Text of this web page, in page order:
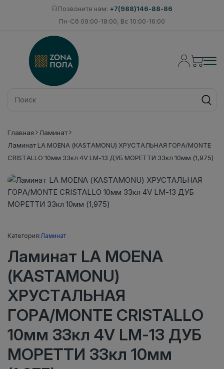
Позвоните нам: +7(988)146-88-86
Пн-Сб 09:00-18:00, Вс 10:00-16:00
Главная
Ламинат
Ламинат LA MOENA (KASTAMONU) ХРУСТАЛЬНАЯ ГОРА/MONTE
CRISTALLO 10мм 33кл 4V LM-13 ДУБ МОРЕТТИ 33кл 10мм (1,975)
Категория:Ламинат
Ламинат LA MOENA
(KASTAMONU)
ХРУСТАЛЬНАЯ
ГОРА/MONTE CRISTALLO
10мм 33кл 4V LM-13 ДУБ
МОРЕТТИ 33кл 10мм